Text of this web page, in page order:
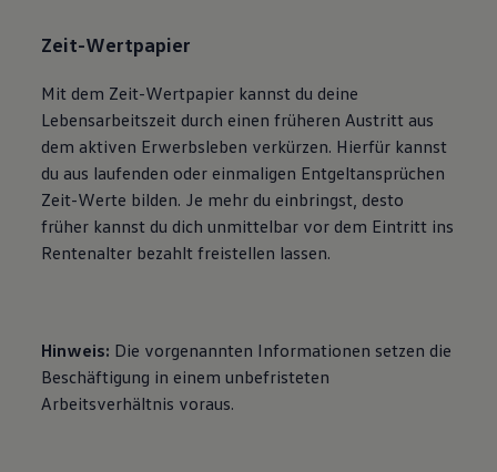
Zeit-Wertpapier
Mit dem Zeit-Wertpapier kannst du deine
Lebensarbeitszeit durch einen früheren Austritt aus
dem aktiven Erwerbsleben verkürzen. Hierfür kannst
du aus laufenden oder einmaligen Entgeltansprüchen
Zeit-Werte bilden. Je mehr du einbringst, desto
früher kannst du dich unmittelbar vor dem Eintritt ins
Rentenalter bezahlt freistellen lassen.
Hinweis: Die vorgenannten Informationen setzen die
Beschäftigung in einem unbefristeten
Arbeitsverhältnis voraus.